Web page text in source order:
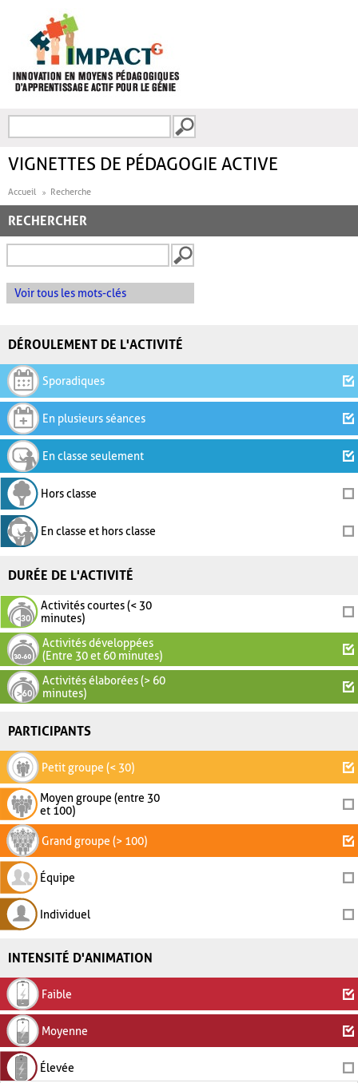
FORMULAIRE DE
VIGNETTES DE PÉDAGOGIE ACTIVE
Accueil Recherche
RECHERCHER
Voir tous les mots-clés
DÉROULEMENT DE L'ACTIVITÉ
Sporadiques
En plusieurs séances
En classe seulement
Hors classe
En classe et hors classe
DURÉE DE L'ACTIVITÉ
Activités courtes (< 30
minutes)
Activités développées
(Entre 30 et 60 minutes)
Activités élaborées (> 60
minutes)
PARTICIPANTS
Petit groupe (< 30)
Moyen groupe (entre 30
et 100)
Grand groupe (> 100)
Équipe
Individuel
INTENSITÉ D'ANIMATION
Faible
Moyenne
Élevée